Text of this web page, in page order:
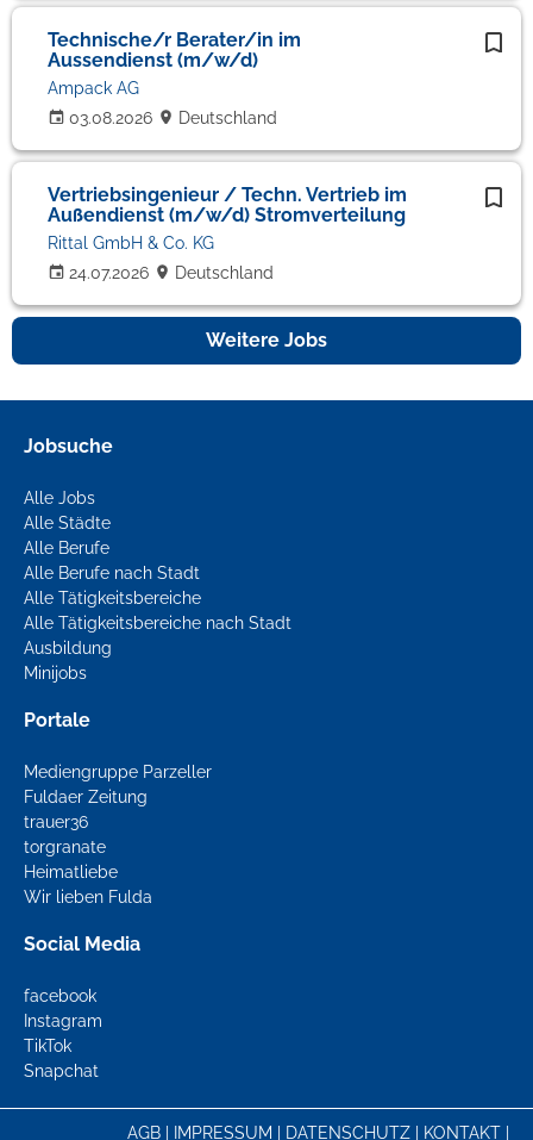
Technische/r Berater/in im
Aussendienst (m/w/d)
03.08.2026
Ampack AG
Deutschland
Vertriebsingenieur / Techn. Vertrieb im
Außendienst (m/w/d) Stromverteilung
24.07.2026
Rittal GmbH & Co. KG
Deutschland
Weitere Jobs
Jobsuche
Alle Jobs
Alle Städte
Alle Berufe
Alle Berufe nach Stadt
Alle Tätigkeitsbereiche
Alle Tätigkeitsbereiche nach Stadt
Ausbildung
Minijobs
Portale
Mediengruppe Parzeller
Fuldaer Zeitung
trauer36
torgranate
Heimatliebe
Wir lieben Fulda
Social Media
facebook
Instagram
TikTok
Snapchat
AGB IMPRESSUM DATENSCHUTZ KONTAKT